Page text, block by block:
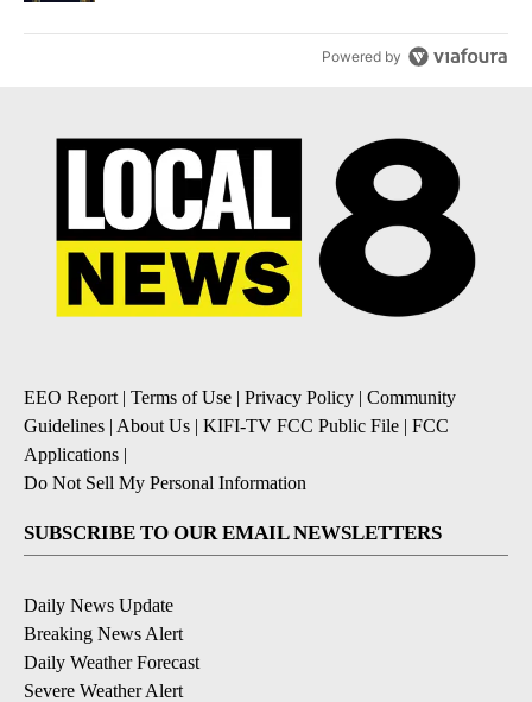
Powered by
EEO Report| Terms of Use | Privacy Policy | Community
Guidelines | About Us | KIFI-TV FCC Public File | FCC
Applications |
Do Not Sell My Personal Information
SUBSCRIBE TO OUR EMAIL NEWSLETTERS
Daily News Update
Breaking News Alert
Daily Weather Forecast
Severe Weather Alert